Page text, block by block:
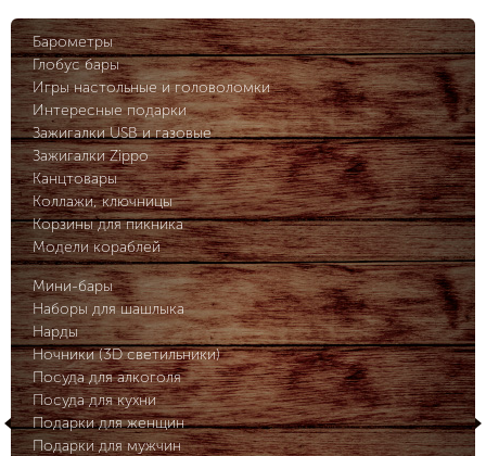
Барометры
Глобус бары
Игры настольные и головоломки
Интересные подарки
Зажигалки USB и газовые
Зажигалки Zippo
Канцтовары
Коллажи, ключницы
Корзины для пикника
Модели кораблей
Мини-бары
Наборы для шашлыка
Нарды
Ночники (3D светильники)
Посуда для алкоголя
Посуда для кухни
Подарки для женщин
Подарки для мужчин